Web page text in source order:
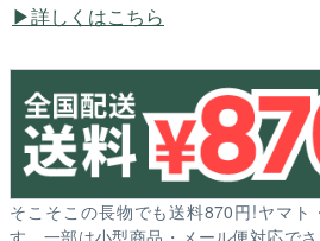
詳しくはこちら
そこそこの長物でも送料870円!ヤマト
す。一部は小型商品・メール便対応で